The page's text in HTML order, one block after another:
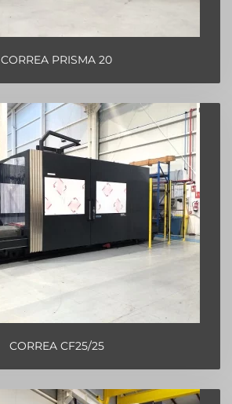
CORREA PRISMA 20
CORREA CF25/25